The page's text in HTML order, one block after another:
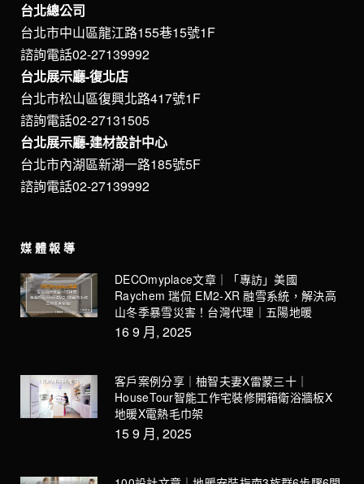
台北總公司
台北市中山區龍江路155巷15號1F
諮詢電話02-27139992
台北展示廳-復北店
台北市松山區復興北路417號1F
諮詢電話02-27131505
台北展示廳-建材設計中心
台北市內湖區新湖一路185號5F
諮詢電話02-27139992
媒體報導
DECOmyplace文章｜「專訪」美國
Raychem 瑞侃 EM2-XR 融雪系統，解決高
山冬季暴雪災害！台灣代理｜五陽地暖
16 9 月, 2025
客戶案例分享｜柚智夫妻X雷蒙三十｜
HouseTour智能工作宅裝修開箱衛浴牆板X
地暖X電熱毛巾架
15 9 月, 2025